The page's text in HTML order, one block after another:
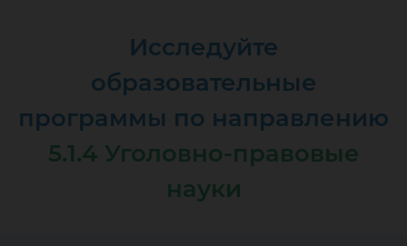
Исследуйте
образовательные
программы по направлению
5.1.4 Уголовно-правовые
науки